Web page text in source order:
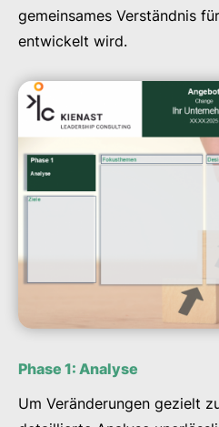
gemeinsames Verständnis
entwickelt wird.
Phase 1: Analyse
Um Veränderungen gezielt